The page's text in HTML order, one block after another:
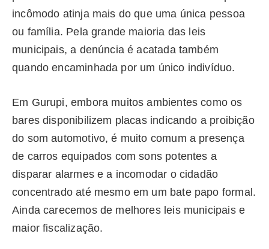
incômodo atinja mais do que uma única pessoa
ou família. Pela grande maioria das leis
municipais, a denúncia é acatada também
quando encaminhada por um único indivíduo.
Em Gurupi, embora muitos ambientes como os
bares disponibilizem placas indicando a proibição
do som automotivo, é muito comum a presença
de carros equipados com sons potentes a
disparar alarmes e a incomodar o cidadão
concentrado até mesmo em um bate papo formal.
Ainda carecemos de melhores leis municipais e
maior fiscalização.